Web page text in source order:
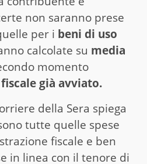
non saranno prese
per i beni di uso
calcolate su media
momento
già avviato.
della Sera spiega
tutte quelle spese
fiscale e ben
in linea con il tenore di